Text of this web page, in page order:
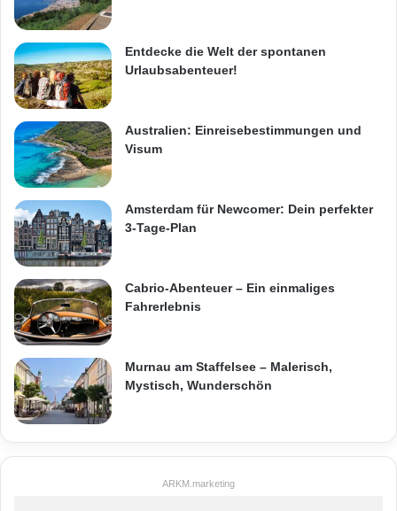
Entdecke die Welt der spontanen
Urlaubsabenteuer!
Australien: Einreisebestimmungen und
Visum
Amsterdam für Newcomer: Dein perfekter
3-Tage-Plan
Cabrio-Abenteuer – Ein einmaliges
Fahrerlebnis
Murnau am Staffelsee – Malerisch,
Mystisch, Wunderschön
ARKM.marketing